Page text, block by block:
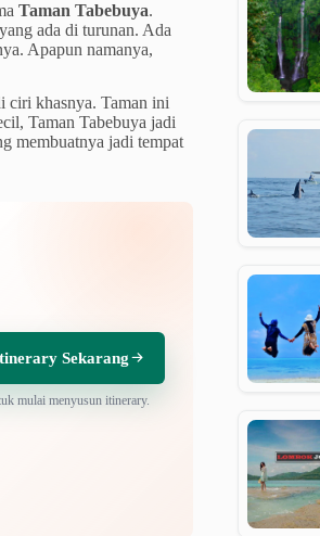
Taman Tabebuya.
ada di turunan. Ada
Apapun namanya,
ciri khasnya. Taman ini
Taman Tabebuya jadi
membuatnya jadi tempat
Sekarang
mulai menyusun itinerary.